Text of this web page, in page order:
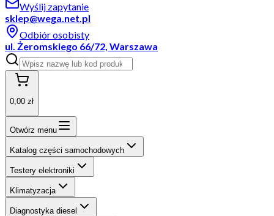
Wyślij zapytanie
sklep@wega.net.pl
Odbiór osobisty
ul. Żeromskiego 66/72, Warszawa
0,00 zł
Otwórz menu
Katalog części samochodowych
Testery elektroniki
Klimatyzacja
Diagnostyka diesel